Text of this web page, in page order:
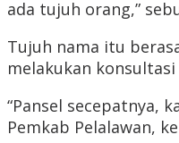
ada tujuh orang,”
Tujuh nama itu
melakukan
“Pansel secepatnya,
Pemkab Pelalawan,